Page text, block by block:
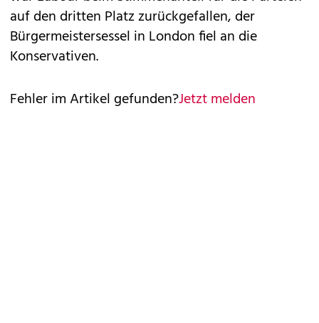
auf den dritten Platz zurückgefallen, der
Bürgermeistersessel in London fiel an die
Konservativen.
Fehler im Artikel gefunden?Jetzt melden